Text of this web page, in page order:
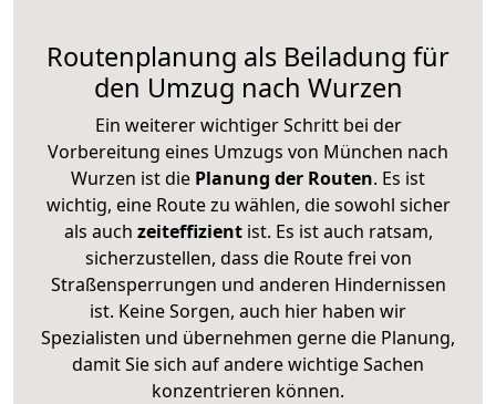
Routenplanung als Beiladung für
den Umzug nach Wurzen
Ein weiterer wichtiger Schritt bei der
Vorbereitung eines Umzugs von München nach
Wurzen ist die Planung der Routen. Es ist
wichtig, eine Route zu wählen, die sowohl sicher
als auch zeiteffizientist. Es ist auch ratsam,
sicherzustellen, dass die Route frei von
Straßensperrungen und anderen Hindernissen
ist. Keine Sorgen, auch hier haben wir
Spezialisten und übernehmen gerne die Planung,
damit Sie sich auf andere wichtige Sachen
konzentrieren können.